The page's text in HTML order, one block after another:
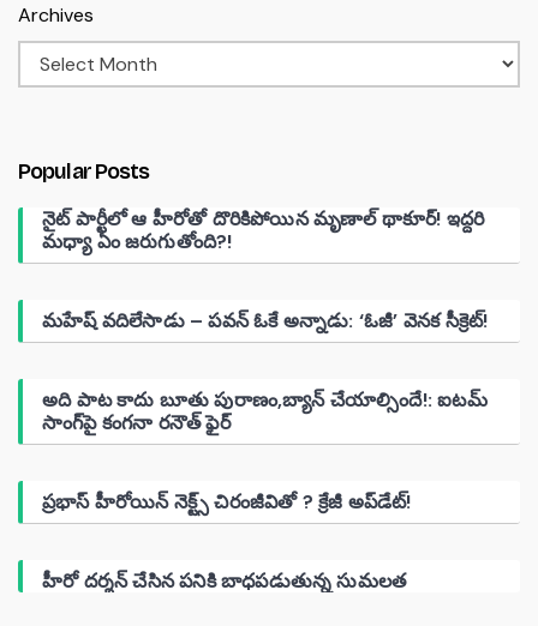
Archives
Popular Posts
నైట్ పార్టీలో ఆ హీరోతో దొరికిపోయిన మృణాల్ థాకూర్! ఇద్దరి
మధ్యా ఏం జరుగుతోంది?!
మహేష్ వదిలేసాడు – పవన్ ఓకే అన్నాడు: ‘ఓజీ’ వెనక సీక్రెట్!
అది పాట కాదు బూతు పురాణం,బ్యాన్ చేయాల్సిందే!: ఐటమ్
సాంగ్‌పై కంగనా రనౌత్ ఫైర్
ప్రభాస్ హీరోయిన్ నెక్ట్స్ చిరంజీవితో ? క్రేజీ అప్‌డేట్!
హీరో దర్శన్ చేసిన పనికి బాధపడుతున్న సుమలత